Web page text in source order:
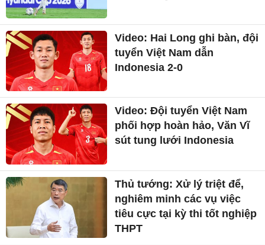
Video: Hai Long ghi bàn, đội
tuyển Việt Nam dẫn
Indonesia 2-0
Video: Đội tuyển Việt Nam
phối hợp hoàn hảo, Văn Vĩ
sút tung lưới Indonesia
Thủ tướng: Xử lý triệt để,
nghiêm minh các vụ việc
tiêu cực tại kỳ thi tốt nghiệp
THPT